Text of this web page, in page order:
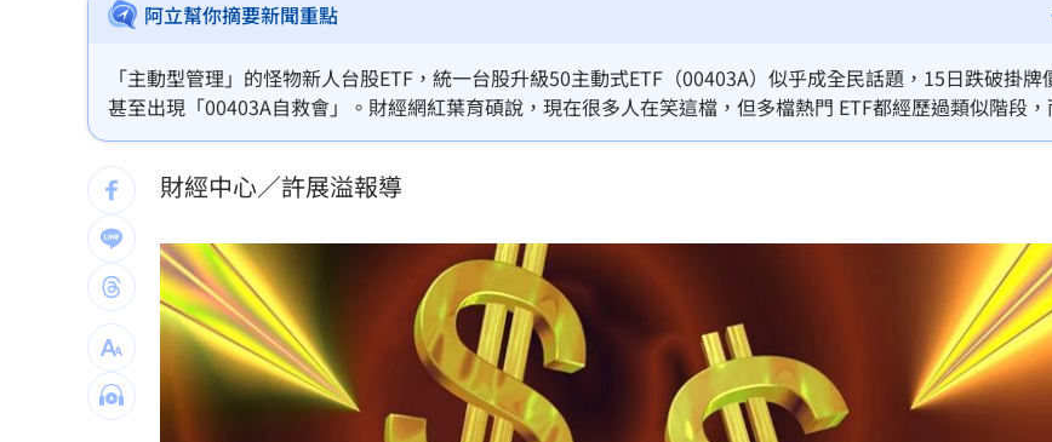
「地獄酷暑」襲南韓 礦泉水曝曬恐致癌
父親節真的快樂嗎？房貸10年暴增逾400萬 22:59
律師勾宗教大師「家族」詐慈濟 僅她交保 22:58
富豪遭大義滅親！偷生子竟盜鄰居身份落戶
日神級甜點快閃台北！連5天「買一送一」 22:53
圖書館借書作者賺什麼？菜販作家：有錢領 22:53
台灣彩券開獎直播中
阿立幫你摘要新聞重點
「主動型管理」的怪物新人台股ETF，統一台股升級50主動式ETF（00403A）似乎成全民話題，15日跌破掛牌
甚至出現「00403A自救會」。財經網紅葉育碩說，現在很多人在笑這檔，但多檔熱門 ETF都經歷過類似階段，
只是生不逢時。
財經中心／許展溢報導